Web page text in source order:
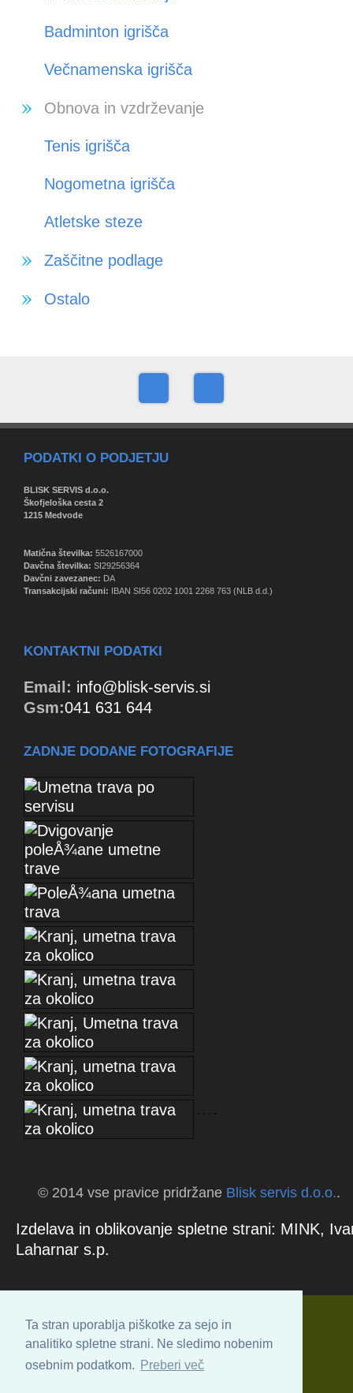
Ta stran uporablja piškotke za sejo in
analitiko spletne strani. Ne sledimo nobenim
osebnim podatkom.
Preberi več
Badminton igrišča
Večnamenska igrišča
Obnova in vzdrževanje
Tenis igrišča
Nogometna igrišča
Atletske steze
Zaščitne podlage
Ostalo
PODATKI O PODJETJU
BLISK SERVIS d.o.o.
Škofjeloška cesta 2
1215 Medvode
Matična številka: 5526167000
Davčna številka: SI29256364
Davčni zavezanec: DA
Transakcijski računi: IBAN SI56 0202 1001 2268 763 (NLB d.d.)
KONTAKTNI PODATKI
Email: info@blisk-servis.si
Gsm:041 631 644
ZADNJE DODANE FOTOGRAFIJE
© 2014 vse pravice pridržane Blisk servis d.o.o..
Izdelava in oblikovanje spletne strani: MINK,
Laharnar s.p.